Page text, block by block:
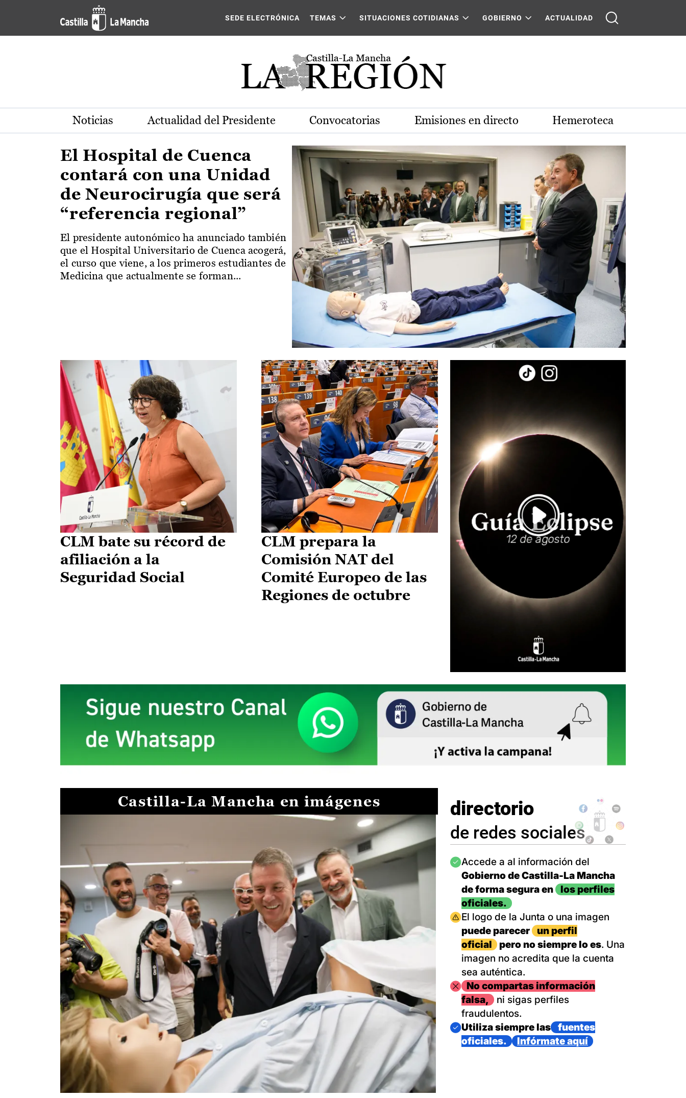
Pasar al contenido principal
Actualidad de la región de Castilla-La Mancha
SEDE ELECTRÓNICA TEMAS SITUACIONES COTIDIANAS GOBIERNO ACTUALIDAD
Noticias Actualidad del Presidente Convocatorias Emisiones en directo Hemeroteca
El Hospital de Cuenca
contará con una Unidad
de Neurocirugía que será
“referencia regional”
El presidente autonómico ha anunciado también
que el Hospital Universitario de Cuenca acogerá,
el curso que viene, a los primeros estudiantes de
Medicina que actualmente se forman...
CLM bate su récord de
afiliación a la
Seguridad Social
CLM prepara la
Comisión NAT del
Comité Europeo de las
Regiones de octubre
Castilla-La Mancha en imágenes directorio
de redes sociales
Imagen
Accede a al información del
Gobierno de Castilla-La Mancha
de forma segura en
los perfiles
oficiales.
Imagen
El logo de la Junta o una imagen
puede parecer
un perfil
oficial
pero no siempre lo es. Una
imagen no acredita que la cuenta
sea auténtica.
ImagenNo compartas información
falsa,
ni sigas perfiles
fraudulentos.
Imagen
Utiliza siempre las
fuentes
oficiales.
Infórmate aquí